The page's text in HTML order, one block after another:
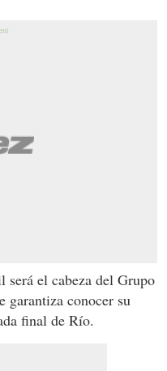
el cabeza del Grupo
garantiza conocer su
final de Río.